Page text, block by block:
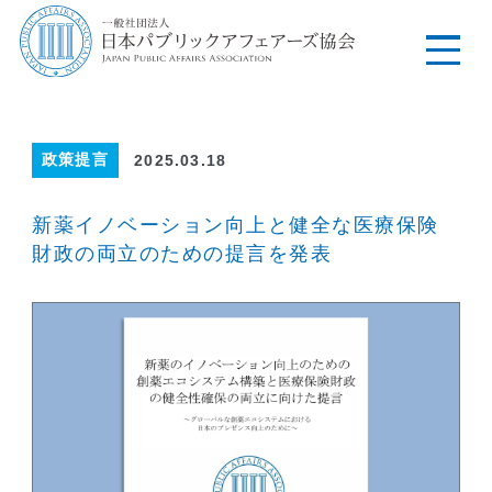
政策提言 2025.03.18
新薬イノベーション向上と健全な医療保険
財政の両立のための提言を発表